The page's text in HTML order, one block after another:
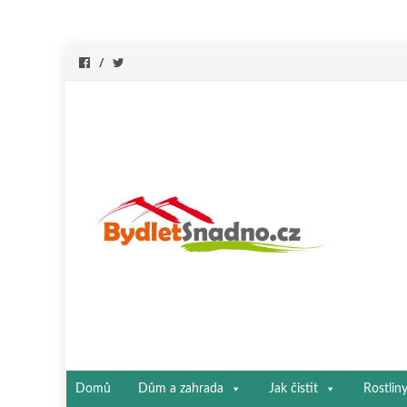
Přeskočit
Domů Dům a zahrada Jak čistit Rostliny